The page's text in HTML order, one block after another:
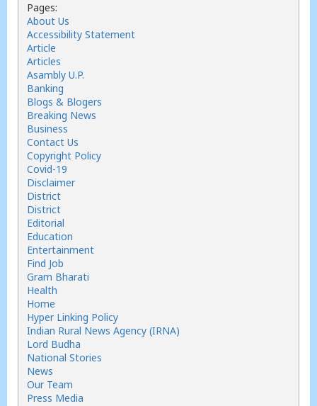
Pages:
About Us
Accessibility Statement
Article
Articles
Asambly U.P.
Banking
Blogs & Blogers
Breaking News
Business
Contact Us
Copyright Policy
Covid-19
Disclaimer
District
District
Editorial
Education
Entertainment
Find Job
Gram Bharati
Health
Home
Hyper Linking Policy
Indian Rural News Agency (IRNA)
Lord Budha
National Stories
News
Our Team
Press Media